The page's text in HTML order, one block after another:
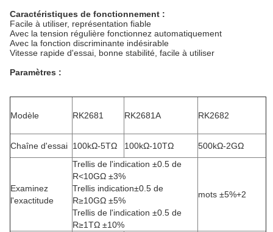
Caractéristiques de fonctionnement :
Facile à utiliser, représentation fiable
Avec la tension régulière fonctionnez automatiquement
Avec la fonction discriminante indésirable
Vitesse rapide d'essai, bonne stabilité, facile à utiliser
Paramètres :
Modèle RK2681 RK2681A RK2682
Chaîne d'essai 100kΩ-5TΩ 100kΩ-10TΩ 500kΩ-2GΩ
Examinez
l'exactitude
Trellis de l'indication ±0.5 de
R<10GΩ ±3%
Trellis indication±0.5 de
R≥10GΩ ±5%
Trellis de l'indication ±0.5 de
R≥1TΩ ±10%
mots ±5%+2